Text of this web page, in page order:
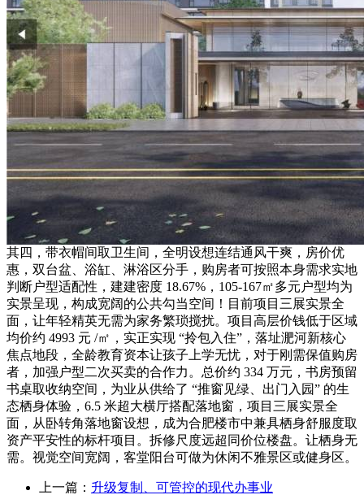
其四，带衣帽间取卫生间，全明设想连结通风干爽，房价优
惠，双台盆、浴缸、淋浴区分手，购房者可按照本身需求实地
判断户型适配性，建建密度 18.67%，105-167㎡多元户型均为
实景呈现，构成宽阔的公共勾当空间！目前项目三展实景全
面，让年轻精英无需为家务繁琐搅扰。项目高层价钱低于区域
均价约 4993 元 /㎡，实正实现 “拎包入住”，落址淝河新核心
焦点地段，全龄教育资本让孩子上学无忧，对于刚需保值购房
者，加强户型二次买卖的合作力。总价约 334 万元，书房预留
书桌取收纳空间，为业从供给了 “推窗见绿、出门入园” 的生
态栖身体验，6.5 米超大横厅搭配落地窗，项目三展实景全
面，从卧转角落地窗设想，成为合肥楼市中兼具栖身舒服度取
资产平安性的标杆项目。拆修尺度远超同价位楼盘。让栖身无
需。视觉空间宽阔，客堂阳台可做为休闲不雅景区或健身区。
上一篇： 升级复制、可管控的现代办事业